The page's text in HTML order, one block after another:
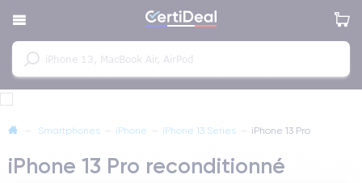
— Smartphones — iPhone — iPhone 13 Series — iPhone 13 Pro
iPhone 13 Pro reconditionné